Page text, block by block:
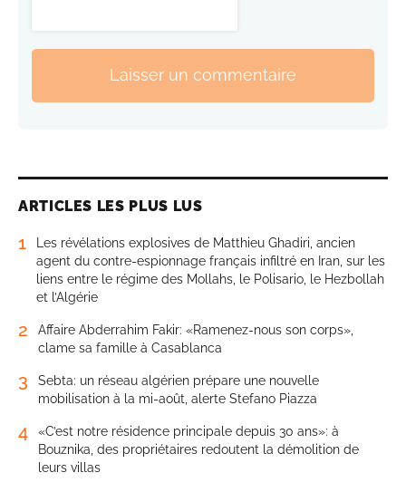
Laisser un commentaire
ARTICLES LES PLUS LUS
1
Les révélations explosives de Matthieu Ghadiri, ancien
agent du contre-espionnage français infiltré en Iran, sur les
liens entre le régime des Mollahs, le Polisario, le Hezbollah
et l’Algérie
2
Affaire Abderrahim Fakir: «Ramenez-nous son corps»,
clame sa famille à Casablanca
3
Sebta: un réseau algérien prépare une nouvelle
mobilisation à la mi-août, alerte Stefano Piazza
4
«C’est notre résidence principale depuis 30 ans»: à
Bouznika, des propriétaires redoutent la démolition de
leurs villas